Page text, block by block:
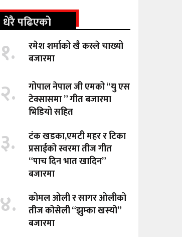
धेरै पढिएको
१.
रमेश शर्माको खै कस्ले चाख्यो
बजारमा
२.
गोपाल नेपाल जी एमको “यु एस
टेक्सासमा ” गीत बजारमा
भिडियो सहित
३.
टंक खडका,एमटी महर र टिका
प्रसाईको स्वरमा तीज गीत
“पाच दिन भात खादिन”
बजारमा
४.
कोमल ओली र सागर ओलीको
तीज कोसेली “झुम्का खस्यो”
बजारमा